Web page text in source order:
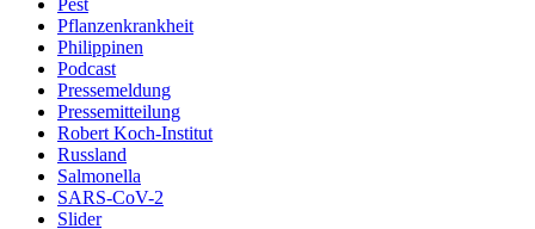
Pest
Pflanzenkrankheit
Philippinen
Podcast
Pressemeldung
Pressemitteilung
Robert Koch-Institut
Russland
Salmonella
SARS-CoV-2
Slider